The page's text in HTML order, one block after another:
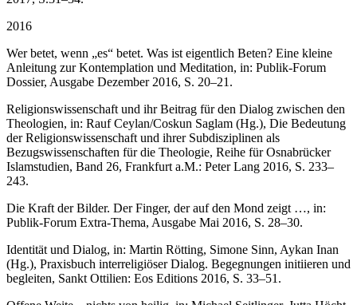
2016
Wer betet, wenn „es“ betet. Was ist eigentlich Beten? Eine kleine
Anleitung zur Kontemplation und Meditation, in: Publik-Forum
Dossier, Ausgabe Dezember 2016, S. 20–21.
Religionswissenschaft und ihr Beitrag für den Dialog zwischen den
Theologien, in: Rauf Ceylan/Coskun Saglam (Hg.), Die Bedeutung
der Religionswissenschaft und ihrer Subdisziplinen als
Bezugswissenschaften für die Theologie, Reihe für Osnabrücker
Islamstudien, Band 26, Frankfurt a.M.: Peter Lang 2016, S. 233–
243.
Die Kraft der Bilder. Der Finger, der auf den Mond zeigt …, in:
Publik-Forum Extra-Thema, Ausgabe Mai 2016, S. 28–30.
Identität und Dialog, in: Martin Rötting, Simone Sinn, Aykan Inan
(Hg.), Praxisbuch interreligiöser Dialog. Begegnungen initiieren und
begleiten, Sankt Ottilien: Eos Editions 2016, S. 33–51.